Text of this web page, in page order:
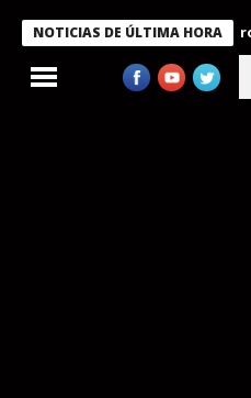
NOTICIAS DE ÚLTIMA HORA
Bukele condecora a miembros